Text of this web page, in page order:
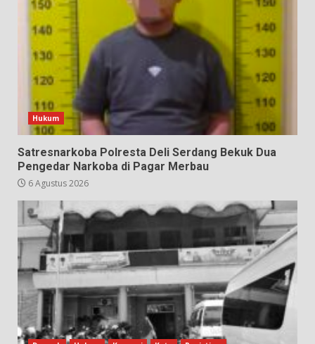
Hukum
Satresnarkoba Polresta Deli Serdang Bekuk Dua
Pengedar Narkoba di Pagar Merbau
6 Agustus 2026